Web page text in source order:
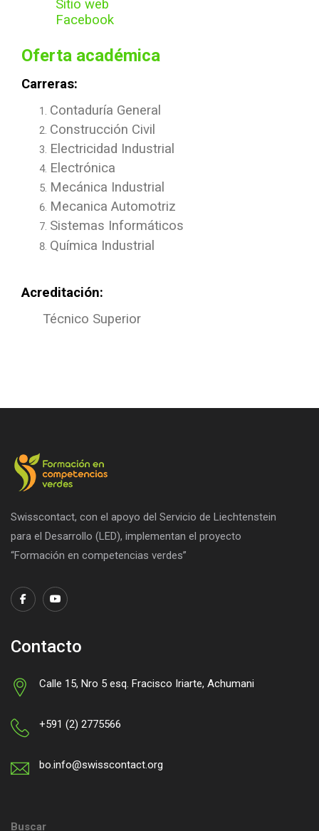
Sitio web
Facebook
Oferta académica
Carreras:
Contaduría General
Construcción Civil
Electricidad Industrial
Electrónica
Mecánica Industrial
Mecanica Automotriz
Sistemas Informáticos
Química Industrial
Acreditación:
Técnico Superior
Swisscontact, con el apoyo del Servicio de Liechtenstein
para el Desarrollo (LED), implementan el proyecto
“Formación en competencias verdes”
Contacto
Calle 15, Nro 5 esq. Fracisco Iriarte, Achumani
+591 (2) 2775566
bo.info@swisscontact.org
Buscar